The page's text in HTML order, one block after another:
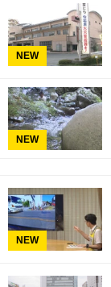
NEW
NEW
NEW